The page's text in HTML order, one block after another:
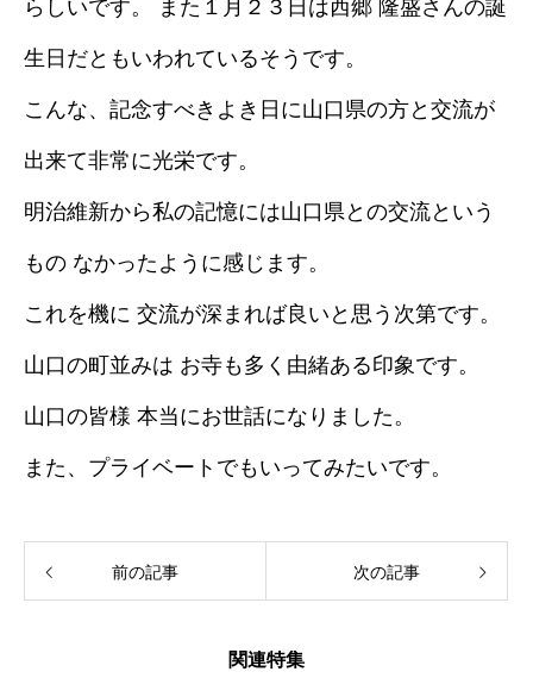
らしいです。 また１月２３日は西郷 隆盛さんの誕
生日だともいわれているそうです。
こんな、記念すべきよき日に山口県の方と交流が
出来て非常に光栄です。
明治維新から私の記憶には山口県との交流という
もの なかったように感じます。
これを機に 交流が深まれば良いと思う次第です。
山口の町並みは お寺も多く由緒ある印象です。
山口の皆様 本当にお世話になりました。
また、プライベートでもいってみたいです。
前の記事 次の記事
関連特集